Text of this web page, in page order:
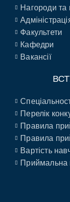
Нагороди та
Факультети
Кафедри
Вакансії
Перелік
Правила
Правила
Вартість
Приймальна